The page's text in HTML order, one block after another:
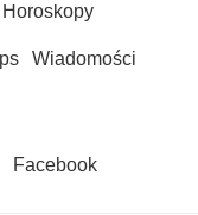
Horoskopy
Wiadomości
Facebook